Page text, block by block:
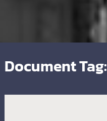
Document Tag: